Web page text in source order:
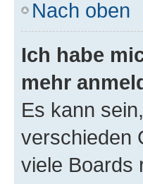
Nach oben
Ich habe
mehr
Es kann
verschieden
viele Boards